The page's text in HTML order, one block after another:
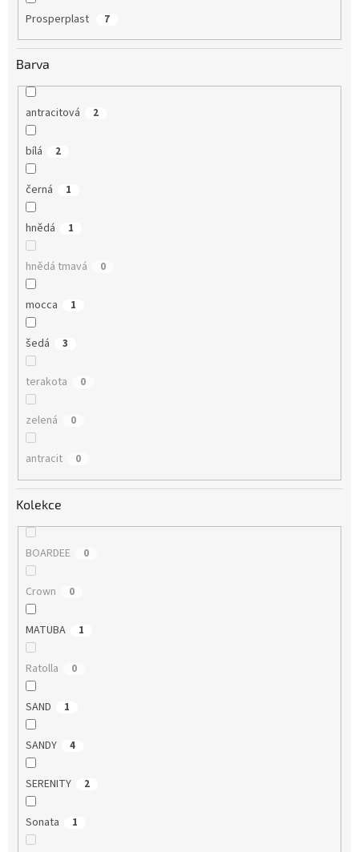
Prosperplast 7
Barva
antracitová 2
bílá 2
černá 1
hnědá 1
hnědá tmavá 0
mocca 1
šedá 3
terakota 0
zelená 0
antracit 0
Kolekce
BOARDEE 0
Crown 0
MATUBA 1
Ratolla 0
SAND 1
SANDY 4
SERENITY 2
Sonata 1